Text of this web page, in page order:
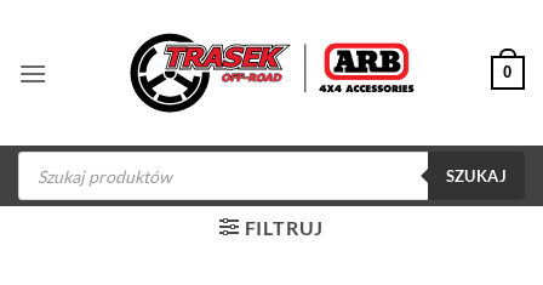
zawartości
0
Wyszukiwarka
produktów
SZUKAJ
FILTRUJ